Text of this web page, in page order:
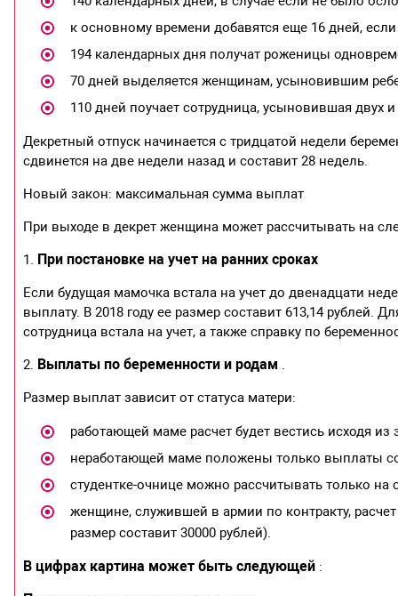
к основному времени добавятся еще 16 дней,
194 календарных дня получат роженицы
70 дней выделяется женщинам, усыновившим
110 дней поучает сотрудница, усыновившая двух и
Декретный отпуск начинается с тридцатой недели
сдвинется на две недели назад и составит 28 недель.
Новый закон: максимальная сумма выплат
При выходе в декрет женщина может рассчитывать на
1. При постановке на учет на ранних сроках
Если будущая мамочка встала на учет до двенадцати
выплату. В 2018 году ее размер составит 613,14 рублей.
сотрудница встала на учет, а также справку по
2. Выплаты по беременности и родам .
Размер выплат зависит от статуса матери:
работающей маме расчет будет вестись исходя
неработающей маме положены только выплаты
студентке-очнице можно рассчитывать только
женщине, служившей в армии по контракту,
размер составит 30000 рублей).
В цифрах картина может быть следующей :